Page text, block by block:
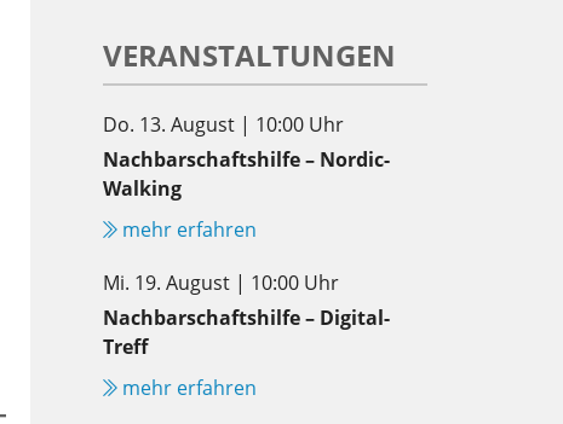
VERANSTALTUNGEN
Do. 13. August | 10:00 Uhr
Nachbarschaftshilfe – Nordic-
Walking
mehr erfahren
Mi. 19. August | 10:00 Uhr
Nachbarschaftshilfe – Digital-
Treff
mehr erfahren